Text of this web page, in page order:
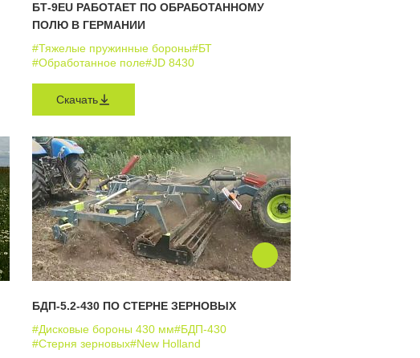
БТ-9EU РАБОТАЕТ ПО ОБРАБОТАННОМУ
ПОЛЮ В ГЕРМАНИИ
#Тяжелые пружинные бороны#БТ
#Обработанное поле#JD 8430
Скачать
БДП-5.2-430 ПО СТЕРНЕ ЗЕРНОВЫХ
#Дисковые бороны 430 мм#БДП-430
#Стерня зерновых#New Holland